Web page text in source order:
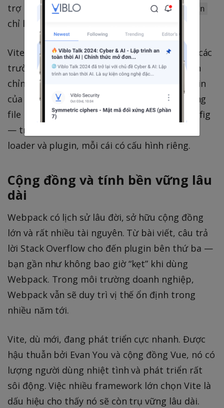
trợ như
webpack-merge webpack-chain
chỉ làm tăng thêm độ phức tạp.
Vite ưu tiên “quy ước hơn cấu hình”. Hầu hết các
trường hợp đều hoạt động tốt mà không cần
chỉnh sửa gì. Khi cần tùy biến, hệ thống plugin
của Vite rất dễ hiểu. Ví dụ: để hỗ trợ định dạng
file mới, bạn chỉ cần 1 plugin và vài dòng config
— trong khi với Webpack, có thể cần nhiều
loader và plugin, mỗi cái có cấu hình riêng.
Cộng đồng và tính bền vững lâu
dài
Webpack có lịch sử lâu đời, sở hữu cộng đồng
lớn và rất nhiều tài nguyên. Từ bài viết, câu trả
lời Stack Overflow cho đến plugin bên thứ ba —
bạn gần như không bao giờ “kẹt” khi dùng
Webpack. Trong môi trường doanh nghiệp,
Webpack vẫn sẽ duy trì vị thế ổn định trong
nhiều năm tới.
Vite, dù mới, đang phát triển cực nhanh. Được
hậu thuẫn bởi Evan You và cộng đồng Vue, nó có
lượng người dùng nhiệt tình và phát triển rất
sôi động. Việc nhiều framework lớn chọn Vite là
dấu hiệu cho thấy nó sẽ còn trụ vững lâu dài.